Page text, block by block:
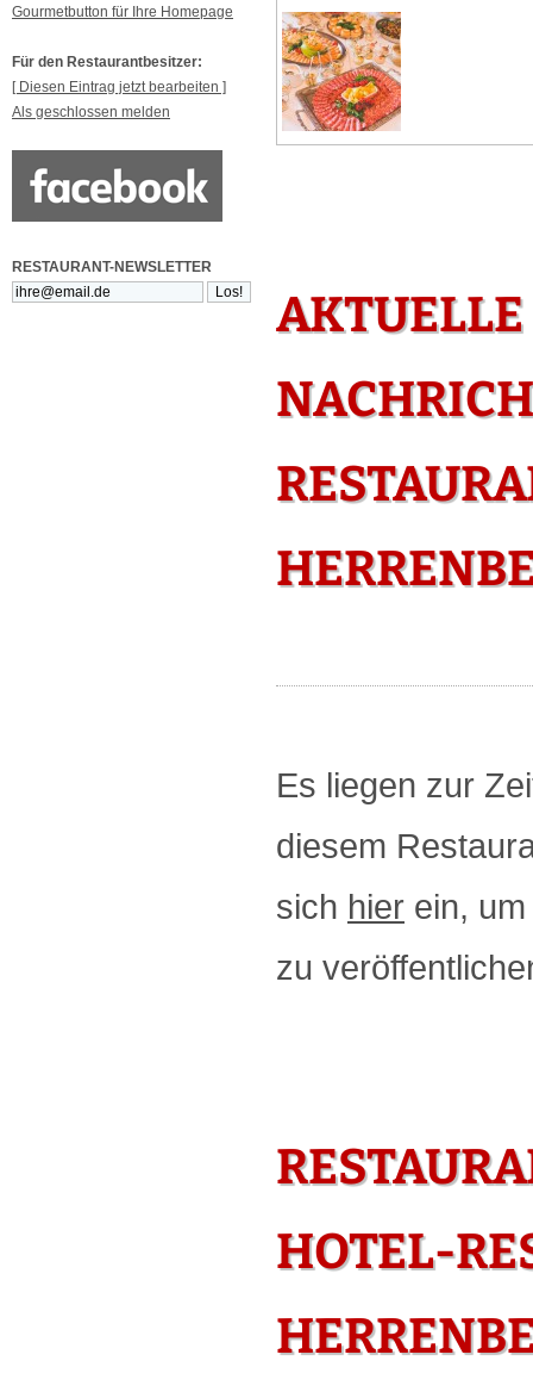
Gourmetbutton für Ihre Homepage
Für den Restaurantbesitzer:
[ Diesen Eintrag jetzt bearbeiten ]
Als geschlossen melden
RESTAURANT-NEWSLETTER
Es liegen zur
diesem
sich hier ein,
zu
HOTEL-